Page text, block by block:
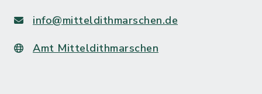
info@mitteldithmarschen.de
Amt Mitteldithmarschen